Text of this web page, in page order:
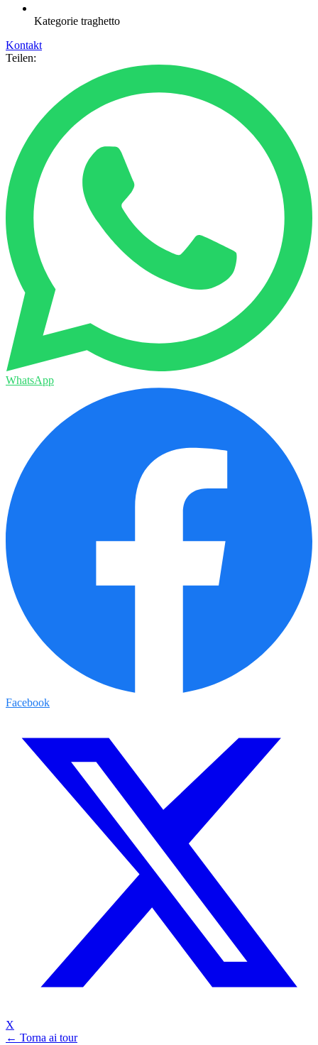
Kategorie traghetto
Kontakt
Teilen:
WhatsApp
Facebook
X
← Torna ai tour